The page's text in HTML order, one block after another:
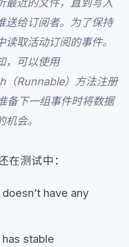
最近的文件，直到写入
送给订阅者。为了保持
取活动订阅的事件。
，可以使用
Runnable）方法注册
备下一组事件时将数据
会。
在测试中：
have any
stable